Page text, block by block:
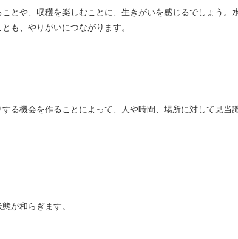
とや、収穫を楽しむことに、生きがいを感じるでしょう。
も、やりがいにつながります。
る機会を作ることによって、人や時間、場所に対して見当
が和らぎます。